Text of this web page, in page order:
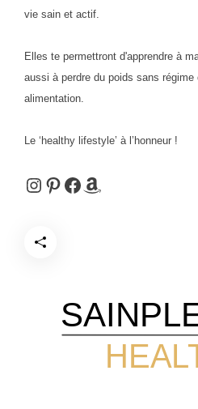
vie sain et actif.
Elles te permettront d'apprendre à
aussi à perdre du poids sans régime
alimentation.
Le ‘healthy lifestyle’ à l’honneur !
Instagram
Pinterest
Facebook
Amazon